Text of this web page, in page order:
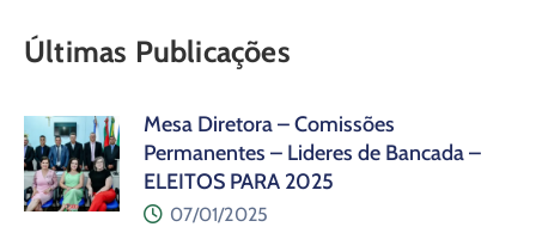
Últimas Publicações
Mesa Diretora – Comissões
Permanentes – Lideres de Bancada –
ELEITOS PARA 2025
07/01/2025